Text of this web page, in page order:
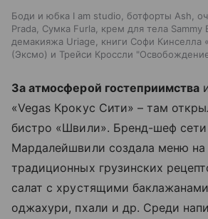
Боди и юбка I am studio, ботфорты Аsh,
Prada, Сумка Furla, крем для тела Sammy
демакияжа Uriage, книги Софи Кинселла
(Эксмо) и Трейси Кроссли
За атмосферой гостеприимства
«Vegas Крокус Сити» – там
бистро «Швили». Бренд-шеф
Мардалейшвили создала меню на
традиционных грузинских
салат с хрустящими
оджахури, пхали и др. Среди